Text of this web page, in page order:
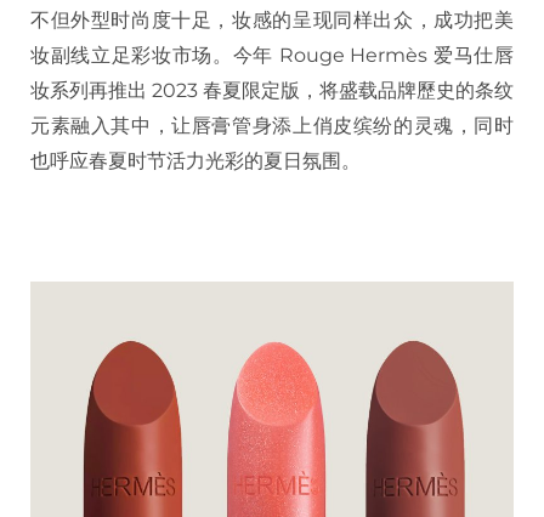
不但外型时尚度十足，妆感的呈现同样出众，成功把美
妆副线立足彩妆市场。今年 Rouge Hermès 爱马仕唇
妆系列再推出 2023 春夏限定版，将盛载品牌歷史的条纹
元素融入其中，让唇膏管身添上俏皮缤纷的灵魂，同时
也呼应春夏时节活力光彩的夏日氛围。